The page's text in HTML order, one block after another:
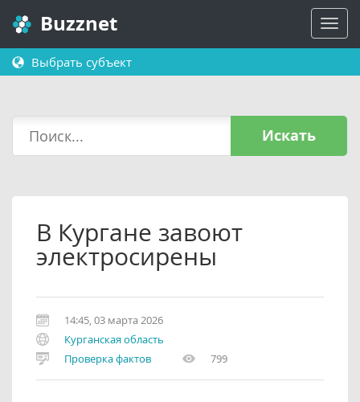
Buzznet
Выбрать субъект
Искать
В Кургане завоют
электросирены
14:45, 03 марта 2026
Курганская область
Проверка фактов
799